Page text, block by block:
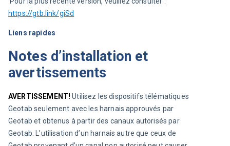
https://gtb.link/giSd
Liens rapides
Notes d’installation et
avertissements
AVERTISSEMENT! Utilisez les dispositifs télématiques
Geotab seulement avec les harnais approuvés par
Geotab et obtenus à partir des canaux autorisés par
Geotab. L’utilisation d’un harnais autre que ceux de